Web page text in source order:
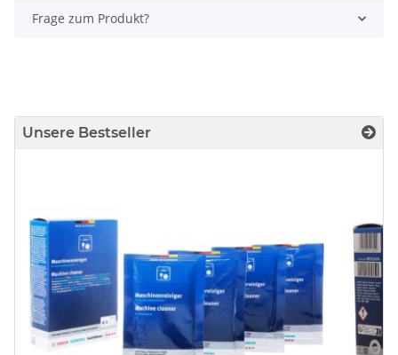
Frage zum Produkt?
Unsere Bestseller